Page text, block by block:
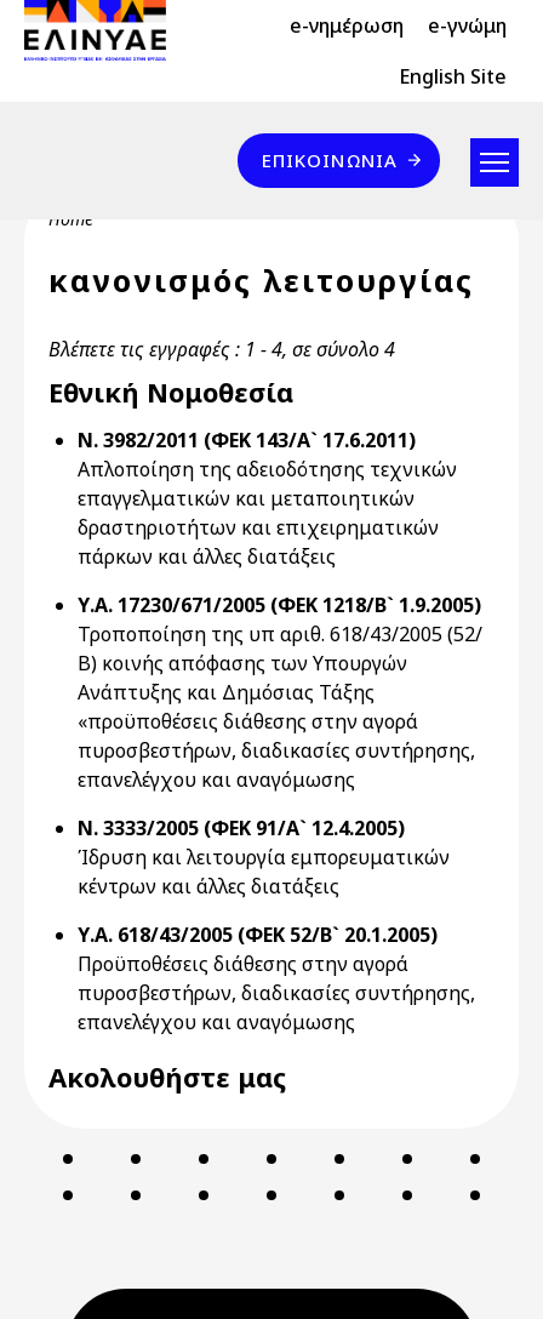
Skip to main content
Header Top 2 e-νημέρωση e-γνώμη
Header Top English Site
Επικοινωνία
ΕΠΙΚΟΙΝΩΝΊΑ
Breadcrumb
Home
κανονισμός λειτουργίας
Βλέπετε τις εγγραφές : 1 - 4, σε σύνολο 4
Εθνική Νομοθεσία
Ν. 3982/2011 (ΦΕΚ 143/Α` 17.6.2011)
Απλοποίηση της αδειοδότησης τεχνικών
επαγγελματικών και μεταποιητικών
δραστηριοτήτων και επιχειρηματικών
πάρκων και άλλες διατάξεις
Υ.Α. 17230/671/2005 (ΦΕΚ 1218/Β` 1.9.2005)
Τροποποίηση της υπ αριθ. 618/43/2005 (52/
Β) κοινής απόφασης των Υπουργών
Ανάπτυξης και Δημόσιας Τάξης
«προϋποθέσεις διάθεσης στην αγορά
πυροσβεστήρων, διαδικασίες συντήρησης,
επανελέγχου και αναγόμωσης
Ν. 3333/2005 (ΦΕΚ 91/Α` 12.4.2005)
Ίδρυση και λειτουργία εμπορευματικών
κέντρων και άλλες διατάξεις
Υ.Α. 618/43/2005 (ΦΕΚ 52/Β` 20.1.2005)
Προϋποθέσεις διάθεσης στην αγορά
πυροσβεστήρων, διαδικασίες συντήρησης,
επανελέγχου και αναγόμωσης
Ακολουθήστε μας